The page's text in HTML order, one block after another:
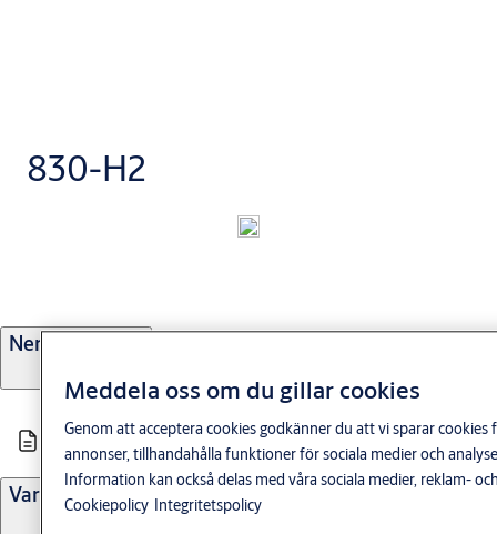
830-H2
Nerladdningar
Måttskiss 830 H2
Varianter
Meddela oss om du gillar cookies
Genom att acceptera cookies godkänner du att vi sparar cookies
annonser, tillhandahålla funktioner för sociala medier och
Information kan också delas med våra sociala medier, reklam-
Cookiepolicy Integritetspolicy